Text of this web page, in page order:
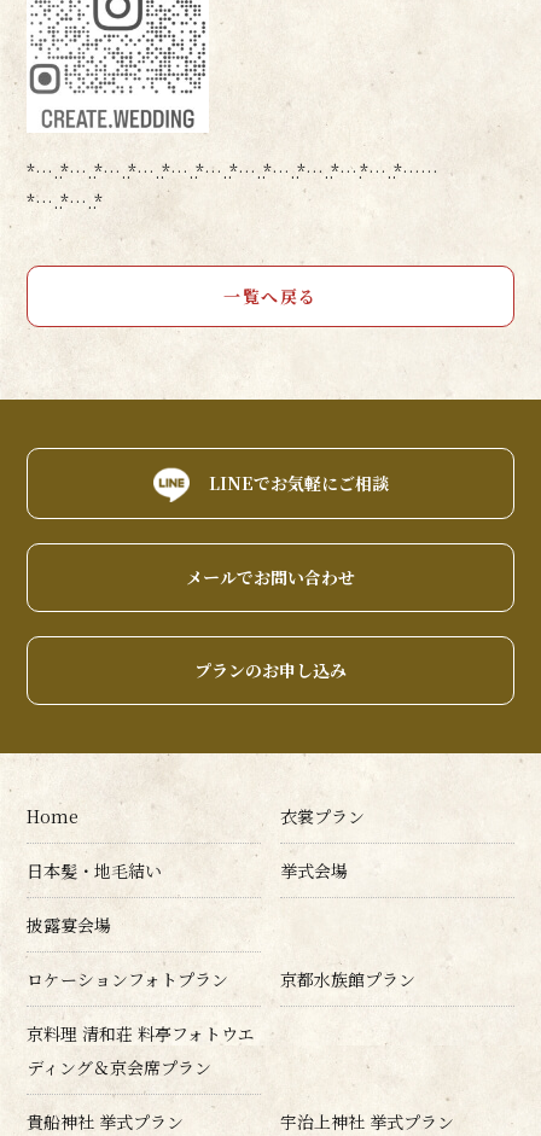
*…..*…..*…..*…..*…..*…..*…..*…..*…..*….*…..*……
*…..*…..*
一覧へ戻る
LINEでお気軽にご相談
メールでお問い合わせ
プランのお申し込み
Home 衣裳プラン
日本髪・地毛結い 挙式会場
披露宴会場
ロケーションフォトプラン 京都水族館プラン
京料理 清和荘 料亭フォトウエ
ディング＆京会席プラン
貴船神社 挙式プラン 宇治上神社 挙式プラン